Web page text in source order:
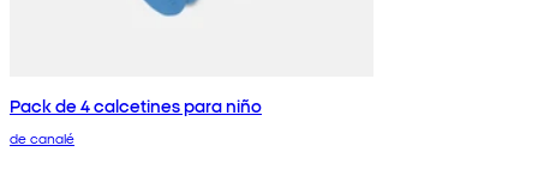
Pack de 4 calcetines para niño
de canalé